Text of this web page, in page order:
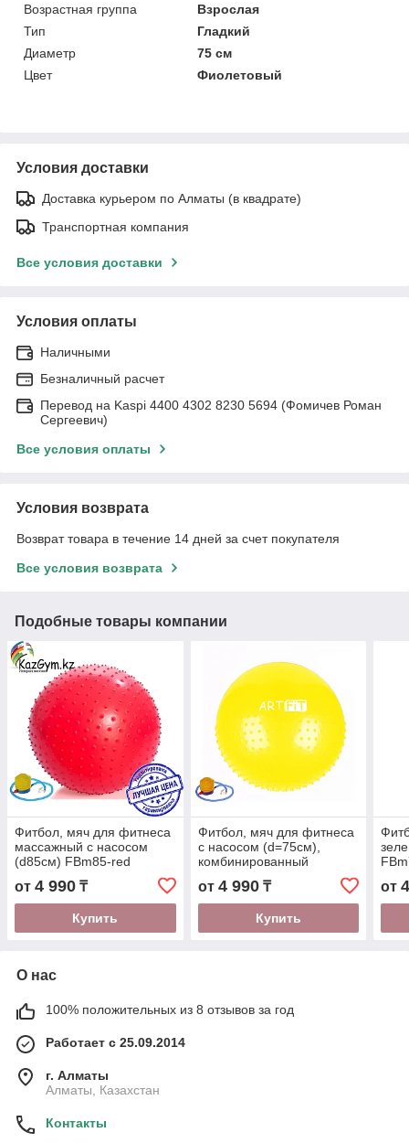
Возрастная группа
Взрослая
Тип
Гладкий
Диаметр
75 см
Цвет
Фиолетовый
Условия доставки
Доставка курьером по Алматы (в квадрате)
Транспортная компания
Все условия доставки
Условия оплаты
Наличными
Безналичный расчет
Перевод на Kaspi 4400 4302 8230 5694 (Фомичев Роман
Сергеевич)
Все условия оплаты
Условия возврата
Возврат товара в течение 14 дней за счет покупателя
Все условия возврата
Подобные товары компании
Фитбол, мяч для фитнеса
массажный с насосом
(d85см) FBm85-red
от 4 990 ₸
Купить
Фитбол, мяч для фитнеса
c насосом (d=75см),
комбинированный
FBmix75-yellow
от 4 990₸
Купить
от
О нас
100% положительных из 8 отзывов за год
Работает с 25.09.2014
г. Алматы
Алматы, Казахстан
Контакты